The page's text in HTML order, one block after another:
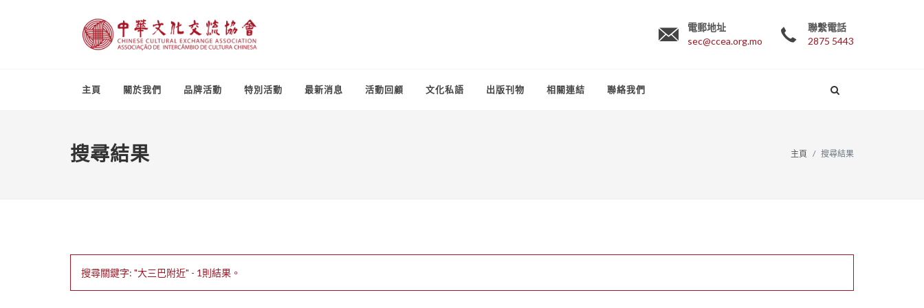
電郵地址
sec@ccea.org.mo
聯繫電話
2875 5443
主頁 關於我們 品牌活動 特別活動 最新消息 活動回顧 文化私語 出版刊物 相關連結 聯絡我們
搜尋結果 主頁 搜尋結果
搜尋關鍵字: "大三巴附近" - 1則結果。